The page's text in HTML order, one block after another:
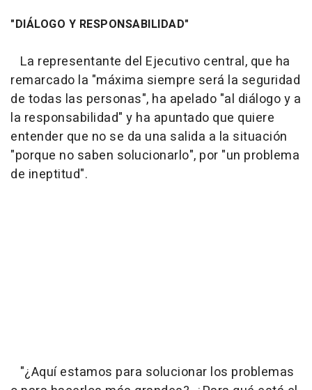
"DIÁLOGO Y RESPONSABILIDAD"
La representante del Ejecutivo central, que ha
remarcado la "máxima siempre será la seguridad
de todas las personas", ha apelado "al diálogo y a
la responsabilidad" y ha apuntado que quiere
entender que no se da una salida a la situación
"porque no saben solucionarlo", por "un problema
de ineptitud".
"¿Aquí estamos para solucionar los problemas